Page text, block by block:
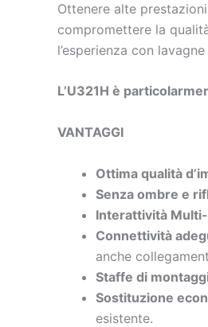
Ottenere alte
compromettere la
l’esperienza con
L’U321H è
VANTAGGI
Ottima qualità
Senza ombre e
Interattività
Connettività
anche
Staffe di
Sostituzione
esistente.